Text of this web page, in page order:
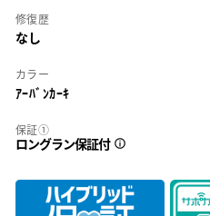
修復歴
なし
カラー
ｱｰﾊﾞﾝｶｰｷ
保証①
ロングラン保証付